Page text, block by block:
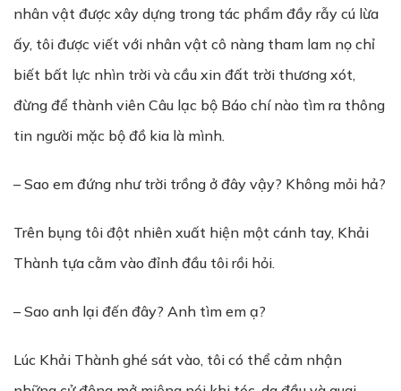
nhân vật được xây dựng trong tác phẩm đầy rẫy cú lừa
ấy, tôi được viết với nhân vật cô nàng tham lam nọ chỉ
biết bất lực nhìn trời và cầu xin đất trời thương xót,
đừng để thành viên Câu lạc bộ Báo chí nào tìm ra thông
tin người mặc bộ đồ kia là mình.
– Sao em đứng như trời trồng ở đây vậy? Không mỏi hả?
Trên bụng tôi đột nhiên xuất hiện một cánh tay, Khải
Thành tựa cằm vào đỉnh đầu tôi rồi hỏi.
– Sao anh lại đến đây? Anh tìm em ạ?
Lúc Khải Thành ghé sát vào, tôi có thể cảm nhận